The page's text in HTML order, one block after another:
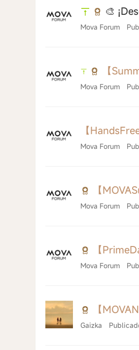
🎨
Mova Forum
【
Mova Forum
【
Mova Forum
【
Mova Forum
【
Mova Forum
【
Gaizka